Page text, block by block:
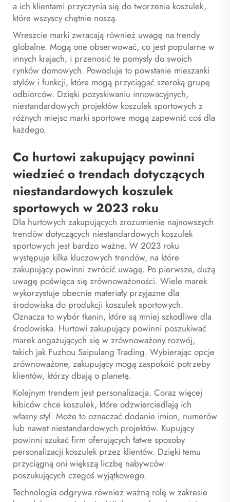
a ich klientami przyczynia się do tworzenia koszulek,
które wszyscy chętnie noszą.
Wreszcie marki zwracają również uwagę na trendy
globalne. Mogą one obserwować, co jest popularne w
innych krajach, i przenosić te pomysły do swoich
rynków domowych. Powoduje to powstanie mieszanki
stylów i funkcji, które mogą przyciągać szeroką grupę
odbiorców. Dzięki pozyskiwaniu innowacyjnych,
niestandardowych projektów koszulek sportowych z
różnych miejsc marki sportowe mogą zapewnić coś dla
każdego.
Co hurtowi zakupujący powinni
wiedzieć o trendach dotyczących
niestandardowych koszulek
sportowych w 2023 roku
Dla hurtowych zakupujących zrozumienie najnowszych
trendów dotyczących niestandardowych koszulek
sportowych jest bardzo ważne. W 2023 roku
występuje kilka kluczowych trendów, na które
zakupujący powinni zwrócić uwagę. Po pierwsze, dużą
uwagę poświęca się zrównoważoności. Wiele marek
wykorzystuje obecnie materiały przyjazne dla
środowiska do produkcji koszulek sportowych.
Oznacza to wybór tkanin, które są mniej szkodliwe dla
środowiska. Hurtowi zakupujący powinni poszukiwać
marek angażujących się w zrównoważony rozwój,
takich jak Fuzhou Saipulang Trading. Wybierając opcje
zrównoważone, zakupujący mogą zaspokoić potrzeby
klientów, którzy dbają o planetę.
Kolejnym trendem jest personalizacja. Coraz więcej
kibiców chce koszulek, które odzwierciedlają ich
własny styl. Może to oznaczać dodanie imion, numerów
lub nawet niestandardowych projektów. Kupujący
powinni szukać firm oferujących łatwe sposoby
personalizacji koszulek przez klientów. Dzięki temu
przyciągną oni większą liczbę nabywców
poszukujących czegoś wyjątkowego.
Technologia odgrywa również ważną rolę w zakresie